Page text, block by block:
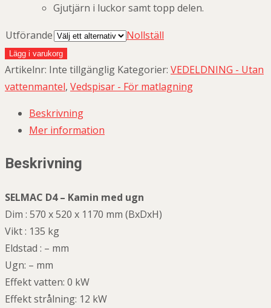
Gjutjärn i luckor samt topp delen.
Utförande Nollställ
Lägg i varukorg
Artikelnr: Inte tillgänglig Kategorier: VEDELDNING - Utan
vattenmantel, Vedspisar - För matlagning
Beskrivning
Mer information
Beskrivning
SELMAC D4 – Kamin med ugn
Dim : 570 x 520 x 1170 mm (BxDxH)
Vikt : 135 kg
Eldstad : – mm
Ugn: – mm
Effekt vatten: 0 kW
Effekt strålning: 12 kW